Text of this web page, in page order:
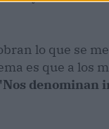
lo que se
es que a los
denominan